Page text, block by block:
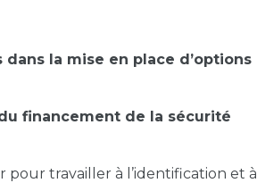
la mise en place d’options
financement de la sécurité
travailler à l’identification et à